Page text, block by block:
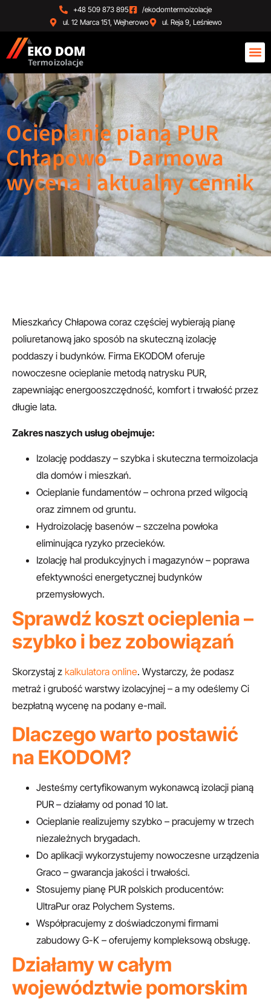
+48 509 873 895
/ekodomtermoizolacje
ul. 12 Marca 151, Wejherowo
ul. Reja 9, Leśniewo
Ocieplanie pianą PUR
Chłapowo – Darmowa
wycena i aktualny cennik
Mieszkańcy Chłapowa coraz częściej wybierają pianę
poliuretanową jako sposób na skuteczną izolację
poddaszy i budynków. Firma EKODOM oferuje
nowoczesne ocieplanie metodą natrysku PUR,
zapewniając energooszczędność, komfort i trwałość przez
długie lata.
Zakres naszych usług obejmuje:
Izolację poddaszy – szybka i skuteczna termoizolacja
dla domów i mieszkań.
Ocieplanie fundamentów – ochrona przed wilgocią
oraz zimnem od gruntu.
Hydroizolację basenów – szczelna powłoka
eliminująca ryzyko przecieków.
Izolację hal produkcyjnych i magazynów – poprawa
efektywności energetycznej budynków
przemysłowych.
Sprawdź koszt ocieplenia –
szybko i bez zobowiązań
Skorzystaj z kalkulatora online. Wystarczy, że podasz
metraż i grubość warstwy izolacyjnej – a my odeślemy Ci
bezpłatną wycenę na podany e-mail.
Dlaczego warto postawić
na EKODOM?
Jesteśmy certyfikowanym wykonawcą izolacji pianą
PUR – działamy od ponad 10 lat.
Ocieplanie realizujemy szybko – pracujemy w trzech
niezależnych brygadach.
Do aplikacji wykorzystujemy nowoczesne urządzenia
Graco – gwarancja jakości i trwałości.
Stosujemy pianę PUR polskich producentów:
UltraPur oraz Polychem Systems.
Współpracujemy z doświadczonymi firmami
zabudowy G-K – oferujemy kompleksową obsługę.
Działamy w całym
województwie pomorskim